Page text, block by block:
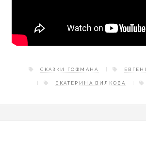
СКАЗКИ ГОФМАНА
ЕКАТЕРИНА ВИЛКОВА